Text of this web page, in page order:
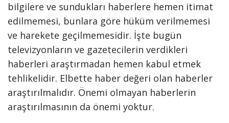
bilgilere ve sundukları haberlere hemen itimat
edilmemesi, bunlara göre hüküm verilmemesi
ve harekete geçilmemesidir. İşte bugün
televizyonların ve gazetecilerin verdikleri
haberleri araştırmadan hemen kabul etmek
tehlikelidir. Elbette haber değeri olan haberler
araştırılmalıdır. Önemi olmayan haberlerin
araştırılmasının da önemi yoktur.